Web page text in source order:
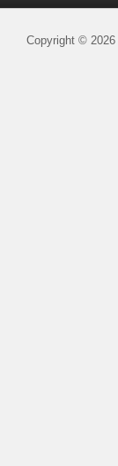
Copyright © 2026